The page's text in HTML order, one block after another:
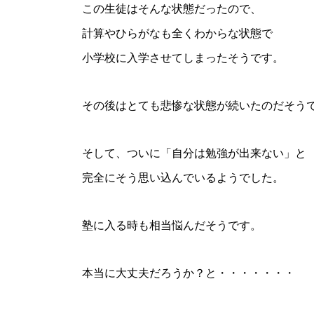
この生徒はそんな状態だったので、
計算やひらがなも全くわからな状態で
小学校に入学させてしまったそうです。
その後はとても悲惨な状態が続いたのだそう
そして、ついに「自分は勉強が出来ない」と
完全にそう思い込んでいるようでした。
塾に入る時も相当悩んだそうです。
本当に大丈夫だろうか？と・・・・・・・